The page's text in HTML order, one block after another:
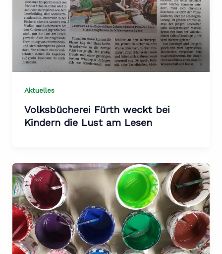
Aktuelles
Volksbücherei Fürth weckt bei
Kindern die Lust am Lesen